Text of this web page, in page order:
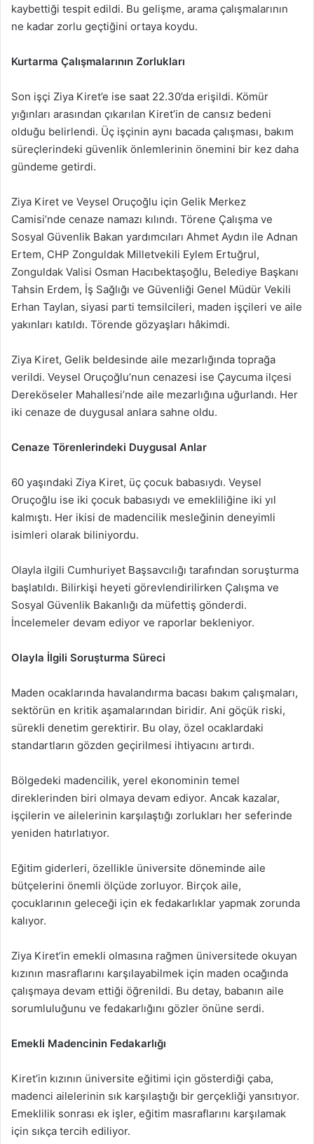
kaybettiği tespit edildi. Bu gelişme, arama çalışmalarının
ne kadar zorlu geçtiğini ortaya koydu.
Kurtarma Çalışmalarının Zorlukları
Son işçi Ziya Kiret’e ise saat 22.30’da erişildi. Kömür
yığınları arasından çıkarılan Kiret’in de cansız bedeni
olduğu belirlendi. Üç işçinin aynı bacada çalışması, bakım
süreçlerindeki güvenlik önlemlerinin önemini bir kez daha
gündeme getirdi.
Ziya Kiret ve Veysel Oruçoğlu için Gelik Merkez
Camisi’nde cenaze namazı kılındı. Törene Çalışma ve
Sosyal Güvenlik Bakan yardımcıları Ahmet Aydın ile Adnan
Ertem, CHP Zonguldak Milletvekili Eylem Ertuğrul,
Zonguldak Valisi Osman Hacıbektaşoğlu, Belediye Başkanı
Tahsin Erdem, İş Sağlığı ve Güvenliği Genel Müdür Vekili
Erhan Taylan, siyasi parti temsilcileri, maden işçileri ve aile
yakınları katıldı. Törende gözyaşları hâkimdi.
Ziya Kiret, Gelik beldesinde aile mezarlığında toprağa
verildi. Veysel Oruçoğlu’nun cenazesi ise Çaycuma ilçesi
Dereköseler Mahallesi’nde aile mezarlığına uğurlandı. Her
iki cenaze de duygusal anlara sahne oldu.
Cenaze Törenlerindeki Duygusal Anlar
60 yaşındaki Ziya Kiret, üç çocuk babasıydı. Veysel
Oruçoğlu ise iki çocuk babasıydı ve emekliliğine iki yıl
kalmıştı. Her ikisi de madencilik mesleğinin deneyimli
isimleri olarak biliniyordu.
Olayla ilgili Cumhuriyet Başsavcılığı tarafından soruşturma
başlatıldı. Bilirkişi heyeti görevlendirilirken Çalışma ve
Sosyal Güvenlik Bakanlığı da müfettiş gönderdi.
İncelemeler devam ediyor ve raporlar bekleniyor.
Olayla İlgili Soruşturma Süreci
Maden ocaklarında havalandırma bacası bakım çalışmaları,
sektörün en kritik aşamalarından biridir. Ani göçük riski,
sürekli denetim gerektirir. Bu olay, özel ocaklardaki
standartların gözden geçirilmesi ihtiyacını artırdı.
Bölgedeki madencilik, yerel ekonominin temel
direklerinden biri olmaya devam ediyor. Ancak kazalar,
işçilerin ve ailelerinin karşılaştığı zorlukları her seferinde
yeniden hatırlatıyor.
Eğitim giderleri, özellikle üniversite döneminde aile
bütçelerini önemli ölçüde zorluyor. Birçok aile,
çocuklarının geleceği için ek fedakarlıklar yapmak zorunda
kalıyor.
Ziya Kiret’in emekli olmasına rağmen üniversitede okuyan
kızının masraflarını karşılayabilmek için maden ocağında
çalışmaya devam ettiği öğrenildi. Bu detay, babanın aile
sorumluluğunu ve fedakarlığını gözler önüne serdi.
Emekli Madencinin Fedakarlığı
Kiret’in kızının üniversite eğitimi için gösterdiği çaba,
madenci ailelerinin sık karşılaştığı bir gerçekliği yansıtıyor.
Emeklilik sonrası ek işler, eğitim masraflarını karşılamak
için sıkça tercih ediliyor.